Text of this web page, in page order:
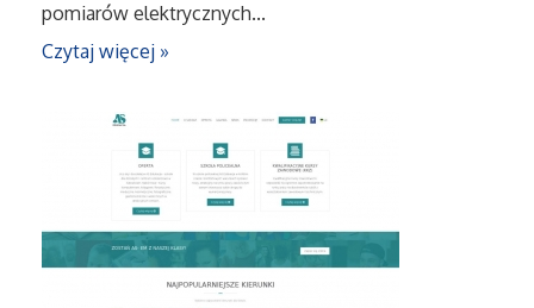
Narzędzia
Przeprowadzki
Transport
Części Samochodowe
pomiarów elektrycznych...
Czytaj więcej »